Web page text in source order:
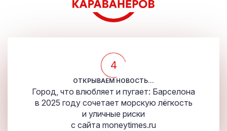
4
ОТКРЫВАЕМ НОВОСТЬ...
Город, что влюбляет и пугает: Барселона
в 2025 году сочетает морскую лёгкость
и уличные риски
с сайта moneytimes.ru